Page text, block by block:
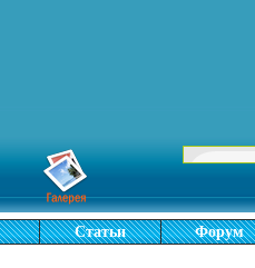
Статьи Форум